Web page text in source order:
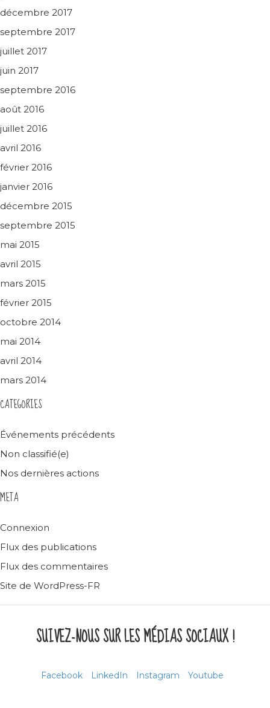
décembre 2017
septembre 2017
juillet 2017
juin 2017
septembre 2016
août 2016
juillet 2016
avril 2016
février 2016
janvier 2016
décembre 2015
septembre 2015
mai 2015
avril 2015
mars 2015
février 2015
octobre 2014
mai 2014
avril 2014
mars 2014
CATEGORIES
Événements précédents
Non classifié(e)
Nos dernières actions
META
Connexion
Flux des publications
Flux des commentaires
Site de WordPress-FR
SUIVEZ-NOUS SUR LES MÉDIAS SOCIAUX !
Facebook LinkedIn Instagram Youtube